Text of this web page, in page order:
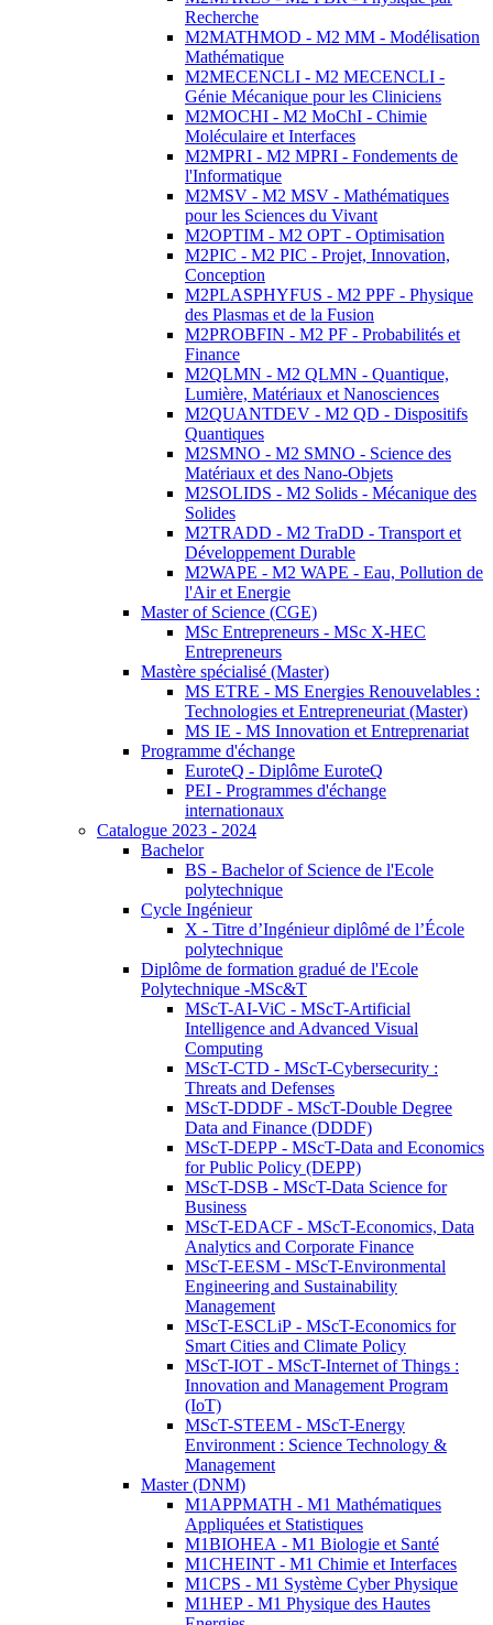
Recherche
M2MATHMOD - M2 MM - Modélisation
Mathématique
M2MECENCLI - M2 MECENCLI -
Génie Mécanique pour les Cliniciens
M2MOCHI - M2 MoChI - Chimie
Moléculaire et Interfaces
M2MPRI - M2 MPRI - Fondements de
l'Informatique
M2MSV - M2 MSV - Mathématiques
pour les Sciences du Vivant
M2OPTIM - M2 OPT - Optimisation
M2PIC - M2 PIC - Projet, Innovation,
Conception
M2PLASPHYFUS - M2 PPF - Physique
des Plasmas et de la Fusion
M2PROBFIN - M2 PF - Probabilités et
Finance
M2QLMN - M2 QLMN - Quantique,
Lumière, Matériaux et Nanosciences
M2QUANTDEV - M2 QD - Dispositifs
Quantiques
M2SMNO - M2 SMNO - Science des
Matériaux et des Nano-Objets
M2SOLIDS - M2 Solids - Mécanique des
Solides
M2TRADD - M2 TraDD - Transport et
Développement Durable
M2WAPE - M2 WAPE - Eau, Pollution de
l'Air et Energie
Master of Science (CGE)
MSc Entrepreneurs - MSc X-HEC
Entrepreneurs
Mastère spécialisé (Master)
MS ETRE - MS Energies Renouvelables :
Technologies et Entrepreneuriat (Master)
MS IE - MS Innovation et Entreprenariat
Programme d'échange
EuroteQ - Diplôme EuroteQ
PEI - Programmes d'échange
internationaux
Catalogue 2023 - 2024
Bachelor
BS - Bachelor of Science de l'Ecole
polytechnique
Cycle Ingénieur
X - Titre d’Ingénieur diplômé de l’École
polytechnique
Diplôme de formation gradué de l'Ecole
Polytechnique -MSc&T
MScT-AI-ViC - MScT-Artificial
Intelligence and Advanced Visual
Computing
MScT-CTD - MScT-Cybersecurity :
Threats and Defenses
MScT-DDDF - MScT-Double Degree
Data and Finance (DDDF)
MScT-DEPP - MScT-Data and Economics
for Public Policy (DEPP)
MScT-DSB - MScT-Data Science for
Business
MScT-EDACF - MScT-Economics, Data
Analytics and Corporate Finance
MScT-EESM - MScT-Environmental
Engineering and Sustainability
Management
MScT-ESCLiP - MScT-Economics for
Smart Cities and Climate Policy
MScT-IOT - MScT-Internet of Things :
Innovation and Management Program
(IoT)
MScT-STEEM - MScT-Energy
Environment : Science Technology &
Management
Master (DNM)
M1APPMATH - M1 Mathématiques
Appliquées et Statistiques
M1BIOHEA - M1 Biologie et Santé
M1CHEINT - M1 Chimie et Interfaces
M1CPS - M1 Système Cyber Physique
M1HEP - M1 Physique des Hautes